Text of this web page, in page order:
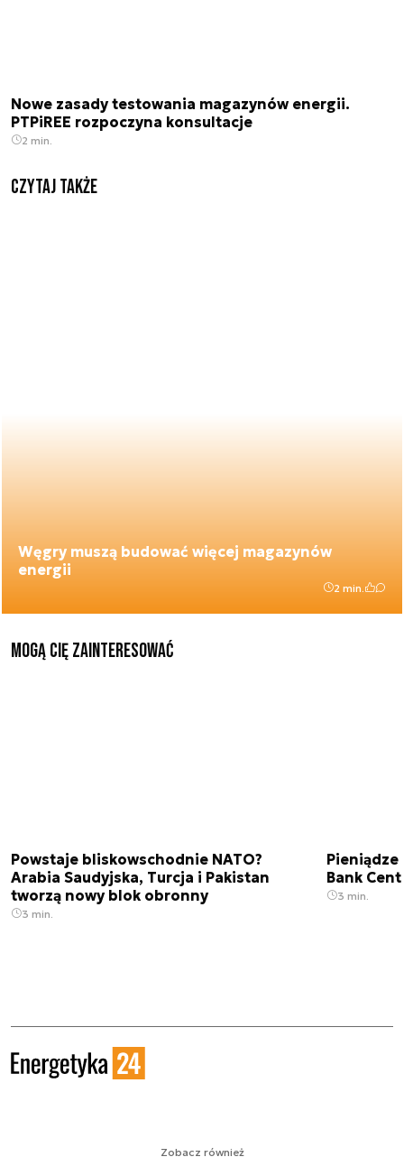
Nowe zasady testowania magazynów energii.
PTPiREE rozpoczyna konsultacje
2 min.
Czytaj także
Węgry muszą budować więcej magazynów
energii
2 min.
Mogą Cię zainteresować
Powstaje bliskowschodnie NATO?
Arabia Saudyjska, Turcja i Pakistan
tworzą nowy blok obronny
3 min.
Pieniądze
Bank
3 min.
Zobacz również